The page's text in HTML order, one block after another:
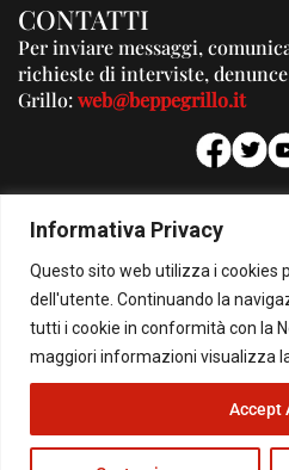
Informativa Privacy
Questo sito web utilizza i cookies
dell'utente. Continuando la
tutti i cookie in conformità con la
maggiori informazioni visualizza
Accept
CONTATTI
Per inviare messaggi,
richieste di interviste,
Grillo:web@beppegrillo.it
Per la
© Copyright 2026 - Il Blog di Beppe